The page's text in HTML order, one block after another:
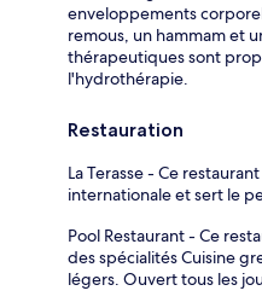
enveloppements
remous, un hammam et
thérapeutiques sont
l'hydrothérapie.
Restauration
La Terasse - Ce
internationale et sert le
Pool Restaurant - Ce
des spécialités Cuisine
légers. Ouvert tous les